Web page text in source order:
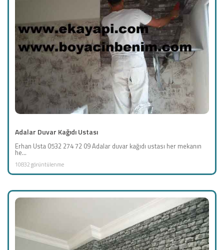
Adalar Duvar Kağıdı Ustası
Erhan Usta 0532 274 72 09 Adalar duvar kağıdı ustası her mekanın
he...
10832 görüntülenme